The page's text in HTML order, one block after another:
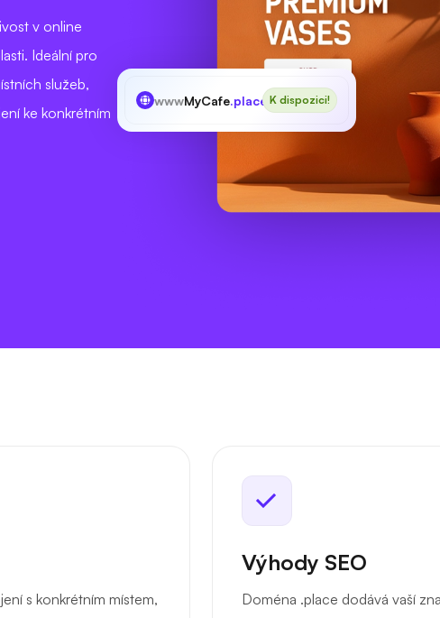
v online
Ideální pro
služeb,
ke konkrétním
wwwMyCafe.place K dispozici!
s konkrétním místem,
Výhody SEO
Doména .place dodává vaší